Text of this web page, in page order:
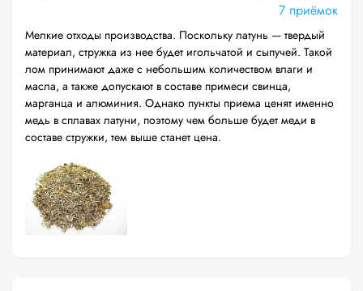
7 приёмок
Мелкие отходы производства. Поскольку латунь — твердый
материал, стружка из нее будет игольчатой и сыпучей. Такой
лом принимают даже с небольшим количеством влаги и
масла, а также допускают в составе примеси свинца,
марганца и алюминия. Однако пункты приема ценят именно
медь в сплавах латуни, поэтому чем больше будет меди в
составе стружки, тем выше станет цена.